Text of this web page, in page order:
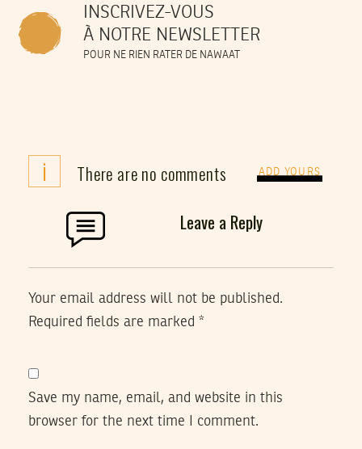
INSCRIVEZ-VOUS
À NOTRE NEWSLETTER
POUR NE RIEN RATER DE NAWAAT
i There are no comments ADD YOURS
Leave a Reply
Your email address will not be published.
Required fields are marked *
Save my name, email, and website in this
browser for the next time I comment.